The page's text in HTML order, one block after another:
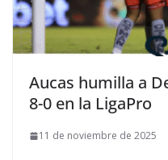
Aucas humilla a
8-0 en la LigaPro
11 de noviembre de 2025